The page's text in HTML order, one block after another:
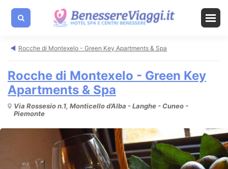
Rocche di Montexelo - Green Key Apartments & Spa
Rocche di Montexelo - Green Key
Apartments & Spa
Via Rossesio n.1, Monticello d’Alba - Langhe - Cuneo -
Piemonte